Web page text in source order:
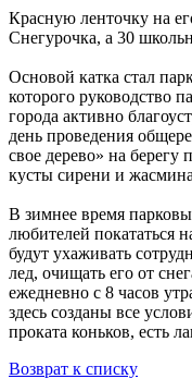
Красную ленточку на
Снегурочка, а 30
Основой катка стал
которого руководство
города активно
день проведения
свое дерево» на берегу
кусты сирени и
В зимнее время
любителей покататься
будут ухаживать
лед, очищать его от
ежедневно с 8 часов
здесь созданы все
проката коньков, есть
Возврат к списку